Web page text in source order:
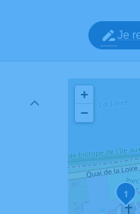
Je
1
+
−